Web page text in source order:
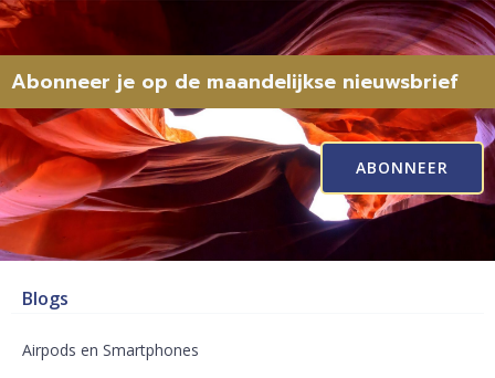
Abonneer je op de maandelijkse nieuwsbrief
ABONNEER
Blogs
Airpods en Smartphones